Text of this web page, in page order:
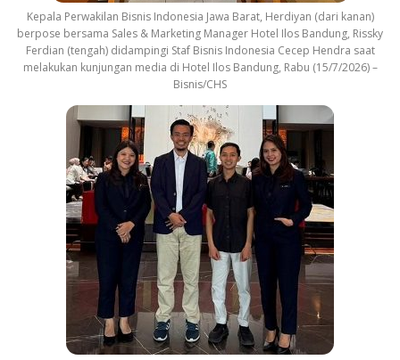
Kepala Perwakilan Bisnis Indonesia Jawa Barat, Herdiyan (dari kanan)
berpose bersama Sales & Marketing Manager Hotel Ilos Bandung, Rissky
Ferdian (tengah) didampingi Staf Bisnis Indonesia Cecep Hendra saat
melakukan kunjungan media di Hotel Ilos Bandung, Rabu (15/7/2026) –
Bisnis/CHS